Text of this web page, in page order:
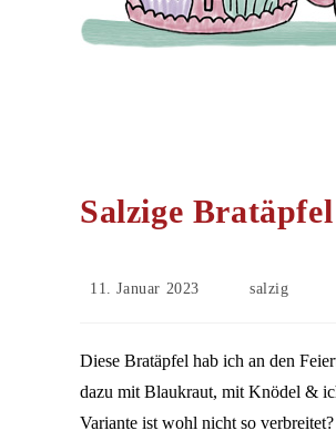
Salzige
Beitrag
11. Januar 2023
Beitrags-
salzig
Diese Bratäpfel hab ich an den
dazu mit Blaukraut, mit Knödel &
Variante ist wohl nicht so